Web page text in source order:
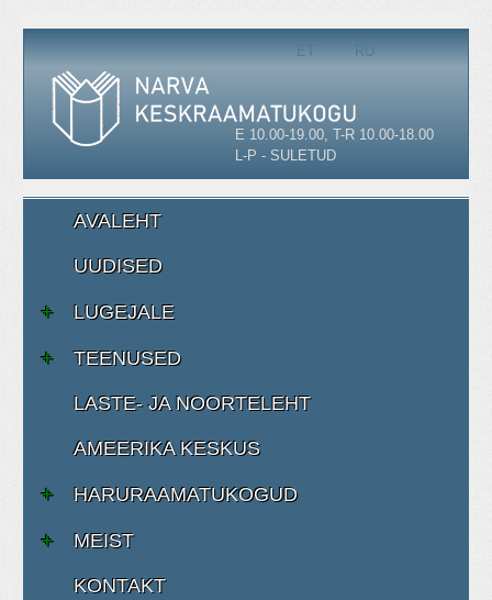
ET RU
E 10.00-19.00, T-R 10.00-18.00
L-P - SULETUD
AVALEHT
UUDISED
LUGEJALE
TEENUSED
LASTE- JA NOORTELEHT
AMEERIKA KESKUS
HARURAAMATUKOGUD
MEIST
KONTAKT